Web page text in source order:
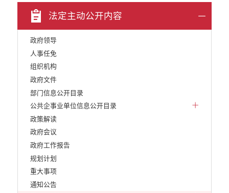
法定主动公开内容
政府领导
人事任免
组织机构
政府文件
部门信息公开目录
公共企事业单位信息公开目录
政策解读
政府会议
政府工作报告
规划计划
重大事项
通知公告